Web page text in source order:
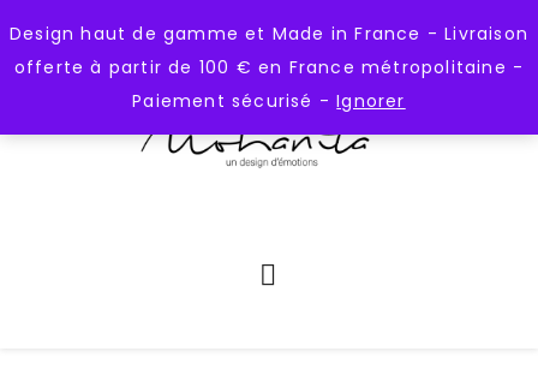
Design haut de gamme et Made in France - Livraison
offerte à partir de 100 € en France métropolitaine -
Paiement sécurisé -Ignorer